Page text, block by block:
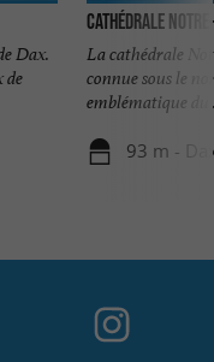
Dax.
de
Cathédrale Notre-
La cathédrale
connue sous le
emblématique du
93 m -